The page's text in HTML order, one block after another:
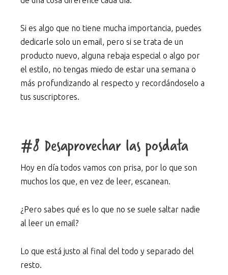
Si es algo que no tiene mucha importancia, puedes
dedicarle solo un email, pero si se trata de un
producto nuevo, alguna rebaja especial o algo por
el estilo, no tengas miedo de estar una semana o
más profundizando al respecto y recordándoselo a
tus suscriptores.
#8 Desaprovechar las posdata
Hoy en día todos vamos con prisa, por lo que son
muchos los que, en vez de leer, escanean.
¿Pero sabes qué es lo que no se suele saltar nadie
al leer un email?
Lo que está justo al final del todo y separado del
resto.